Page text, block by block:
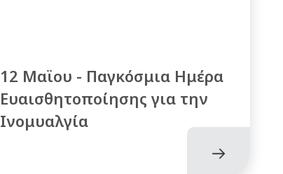
12 Μαϊου - Παγκόσμια Ημέρα
Ευαισθητοποίησης για την
Ινομυαλγία